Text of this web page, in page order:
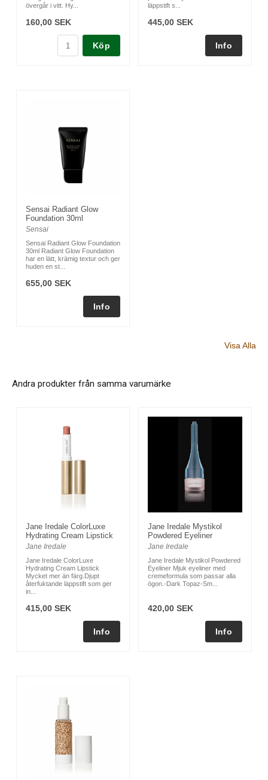
övergår i vitt. Hy...
160,00 SEK
Köp
läppstift s...
445,00 SEK
Sensai Radiant Glow
Foundation 30ml
Sensai
Sensai Radiant Glow Foundation
30ml Radiant Glow Foundation
har en lätt, krämig textur och ger
huden en st...
655,00 SEK
Visa Alla
Andra produkter från samma varumärke
Jane Iredale ColorLuxe
Hydrating Cream Lipstick
Jane Iredale
Jane Iredale ColorLuxe
Hydrating Cream Lipstick
Mycket mer än färg.Djupt
återfuktande läppstift som ger
in...
415,00 SEK
Jane Iredale Mystikol
Powdered Eyeliner
Jane Iredale
Jane Iredale Mystikol Powdered
Eyeliner Mjuk eyeliner med
cremeformula som passar alla
ögon.-Dark Topaz-Sm...
420,00 SEK